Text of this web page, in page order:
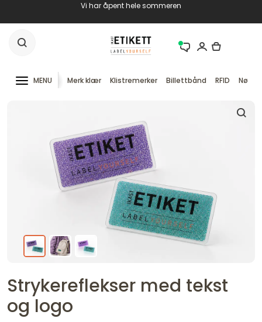
Vi har åpent hele sommeren
MENU Merk klær Klistremerker Billettbånd RFID
Strykereflekser med tekst
og logo